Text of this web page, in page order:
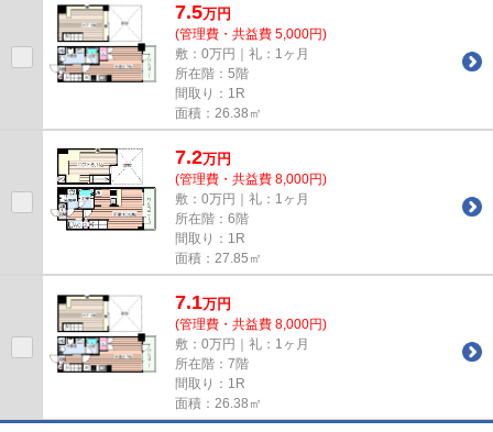
7.5万円
(管理費・共益費 5,000円)
敷：0万円｜礼：1ヶ月
所在階：5階
間取り：1R
面積：26.38㎡
7.2万円
(管理費・共益費 8,000円)
敷：0万円｜礼：1ヶ月
所在階：6階
間取り：1R
面積：27.85㎡
7.1万円
(管理費・共益費 8,000円)
敷：0万円｜礼：1ヶ月
所在階：7階
間取り：1R
面積：26.38㎡